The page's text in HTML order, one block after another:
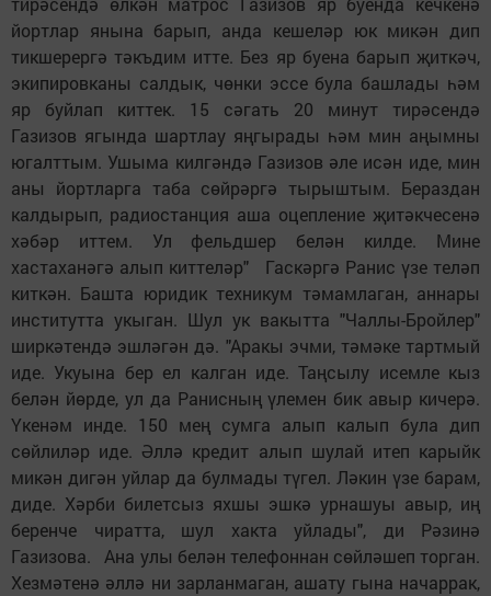
йортлар янына барып, анда кешеләр юк микән дип
тикшерергә тәкъдим итте. Без яр буена барып җиткәч,
экипировканы салдык, чөнки эссе була башлады һәм
яр буйлап киттек. 15 сәгать 20 минут тирәсендә
Газизов ягында шартлау яңгырады һәм мин аңымны
югалттым. Ушыма килгәндә Газизов әле исән иде, мин
аны йортларга таба сөйрәргә тырыштым. Бераздан
калдырып, радиостанция аша оцепление җитәкчесенә
хәбәр иттем. Ул фельдшер белән килде. Мине
хастаханәгә алып киттеләр" Гаскәргә Ранис үзе теләп
киткән. Башта юридик техникум тәмамлаган, аннары
институтта укыган. Шул ук вакытта "Чаллы-Бройлер"
ширкәтендә эшләгән дә. "Аракы эчми, тәмәке тартмый
иде. Укуына бер ел калган иде. Таңсылу исемле кыз
белән йөрде, ул да Ранисның үлемен бик авыр кичерә.
Үкенәм инде. 150 мең сумга алып калып була дип
сөйлиләр иде. Әллә кредит алып шулай итеп карыйк
микән дигән уйлар да булмады түгел. Ләкин үзе барам,
диде. Хәрби билетсыз яхшы эшкә урнашуы авыр, иң
беренче чиратта, шул хакта уйлады", ди Рәзинә
Газизова. Ана улы белән телефоннан сөйләшеп торган.
Хезмәтенә әллә ни зарланмаган, ашату гына начаррак,